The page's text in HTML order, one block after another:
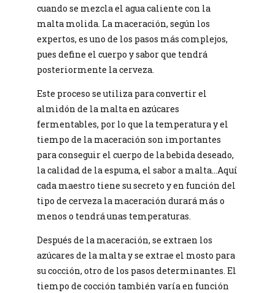
cuando se mezcla el agua caliente con la
malta molida. La maceración, según los
expertos, es uno de los pasos más complejos,
pues define el cuerpo y sabor que tendrá
posteriormente la cerveza.
Este proceso se utiliza para convertir el
almidón de la malta en azúcares
fermentables, por lo que la temperatura y el
tiempo de la maceración son importantes
para conseguir el cuerpo de la bebida deseado,
la calidad de la espuma, el sabor a malta…Aquí
cada maestro tiene su secreto y en función del
tipo de cerveza la maceración durará más o
menos o tendrá unas temperaturas.
Después de la maceración, se extraen los
azúcares de la malta y se extrae el mosto para
su cocción, otro de los pasos determinantes. El
tiempo de cocción también varía en función